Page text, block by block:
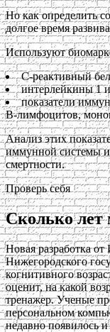
Но как определить
долгое время
Используют
С-реактивный
интерлейкины 1
показатели
В-лимфоцитов,
Анализ этих
иммунной системы и
смертности.
Проверь себя
Сколько лет
Новая разработка
Нижегородского
когнитивного
оценит, на какой
тренажер. Ученые
персональном
недавно появилось